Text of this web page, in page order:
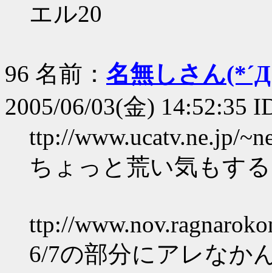
エル20
96 名前： 名無しさん
2005/06/03(金) 14:52:35
ttp://www.ucatv.ne.jp/
ちょっと荒い気もす
ttp://
6/7の部分にアレなか